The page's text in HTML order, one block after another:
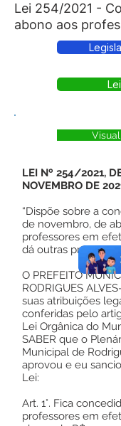
Lei 254/2021 -
abono aos
Lei
LEI Nº 254/2021,
NOVEMBRO DE
“Dispõe sobre a
de novembro, de
professores em
dá outras
O PREFEITO
RODRIGUES
suas atribuições
conferidas pelo
Lei Orgânica do
SABER que o
Municipal de
aprovou e eu
Lei:
Art. 1°. Fica
professores em